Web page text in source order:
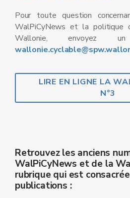
Pour toute question
WalPiCyNews et la politique
Wallonie,
LIRE EN LIGNE LA
N°3
Retrouvez les anciens
WalPiCyNews et de la
rubrique qui est
publications :